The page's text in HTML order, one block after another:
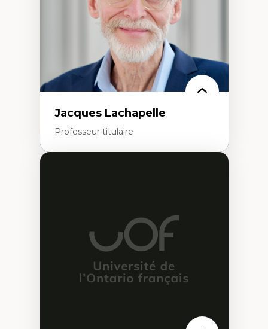
Technologies éducatives pour la formation
continue
Jacques Lachapelle
Professeur titulaire
l'environnement bâti
Conception de projet en milieu existant
Analyse critique en architecture et
enseignement du design architectural et